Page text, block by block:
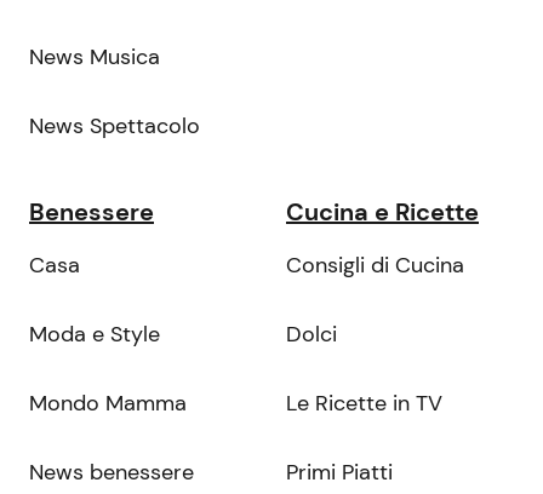
News Musica
News Spettacolo
Benessere
Casa
Moda e Style
Mondo Mamma
News benessere
Cucina e Ricette
Consigli di Cucina
Dolci
Le Ricette in TV
Primi Piatti